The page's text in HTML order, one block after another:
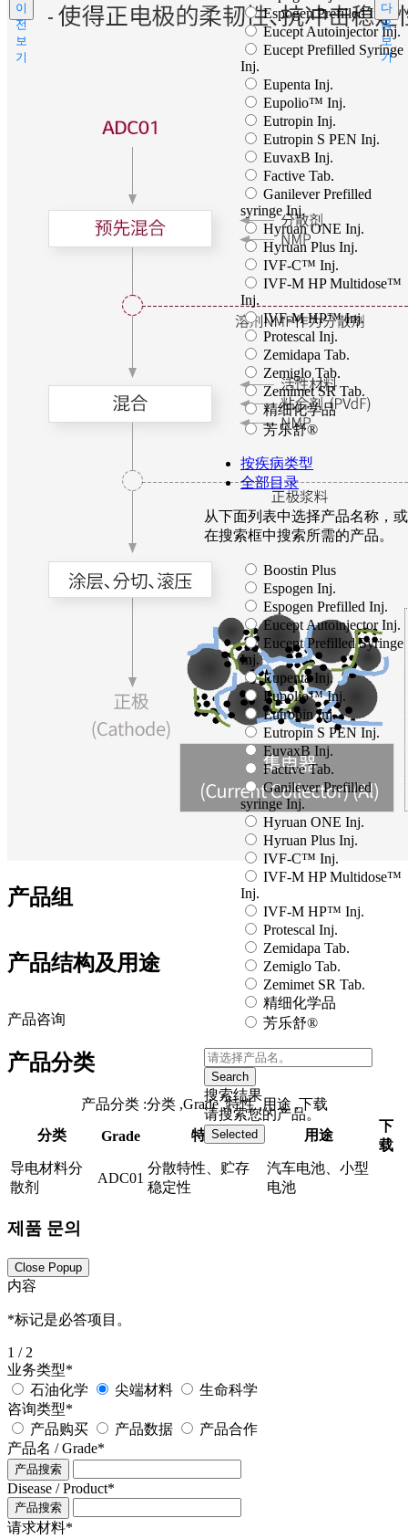
이
전
보
기
다
음
보
기
产品组
产品结构及用途
产品咨询
产品分类
产品分类 :分类 ,Grade ,特性 ,用途 ,下载
分类
Grade 特性 用途
下
载
导电材料分
散剂
ADC01
分散特性、贮存
稳定性
汽车电池、小型
电池
제품 문의
Close Popup
内容
*标记是必答项目。
1 / 2
业务类型*
石油化学
尖端材料
生命科学
咨询类型*
产品购买
产品数据
产品合作
产品名 / Grade*
产品搜索
Disease / Product*
产品搜索
请求材料*
Espogen Prefilled Inj.
Eucept Autoinjector Inj.
Eucept Prefilled Syringe
Inj.
Eupenta Inj.
Eupolio™ Inj.
Eutropin Inj.
Eutropin S PEN Inj.
EuvaxB Inj.
Factive Tab.
Ganilever Prefilled
syringe Inj.
Hyruan ONE Inj.
Hyruan Plus Inj.
IVF-C™ Inj.
IVF-M HP Multidose™
Inj.
IVF-M HP™ Inj.
Protescal Inj.
Zemidapa Tab.
Zemiglo Tab.
Zemimet SR Tab.
精细化学品
芳乐舒®
按疾病类型
全部目录
从下面列表中选择产品名称，或
在搜索框中搜索所需的产品。
Boostin Plus
Espogen Inj.
Espogen Prefilled Inj.
Eucept Autoinjector Inj.
Eucept Prefilled Syringe
Inj.
Eupenta Inj.
Eupolio™ Inj.
Eutropin Inj.
Eutropin S PEN Inj.
EuvaxB Inj.
Factive Tab.
Ganilever Prefilled
syringe Inj.
Hyruan ONE Inj.
Hyruan Plus Inj.
IVF-C™ Inj.
IVF-M HP Multidose™
Inj.
IVF-M HP™ Inj.
Protescal Inj.
Zemidapa Tab.
Zemiglo Tab.
Zemimet SR Tab.
精细化学品
芳乐舒®
Search
搜索结果
请搜索您的产品。
Selected